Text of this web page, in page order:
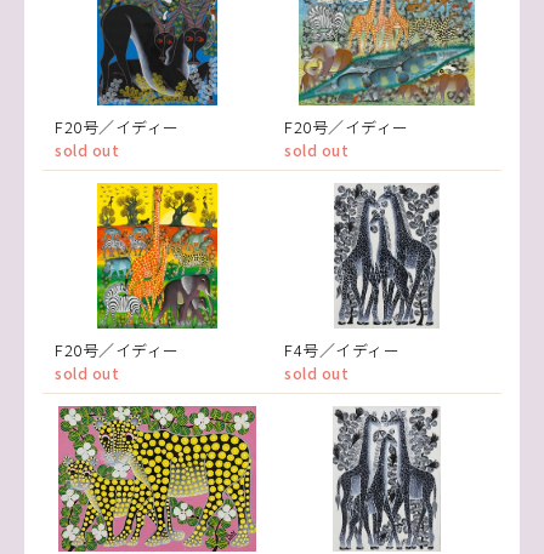
F20号／イディー
sold out
F20号／イディー
sold out
F20号／イディー
sold out
F4号／イディー
sold out